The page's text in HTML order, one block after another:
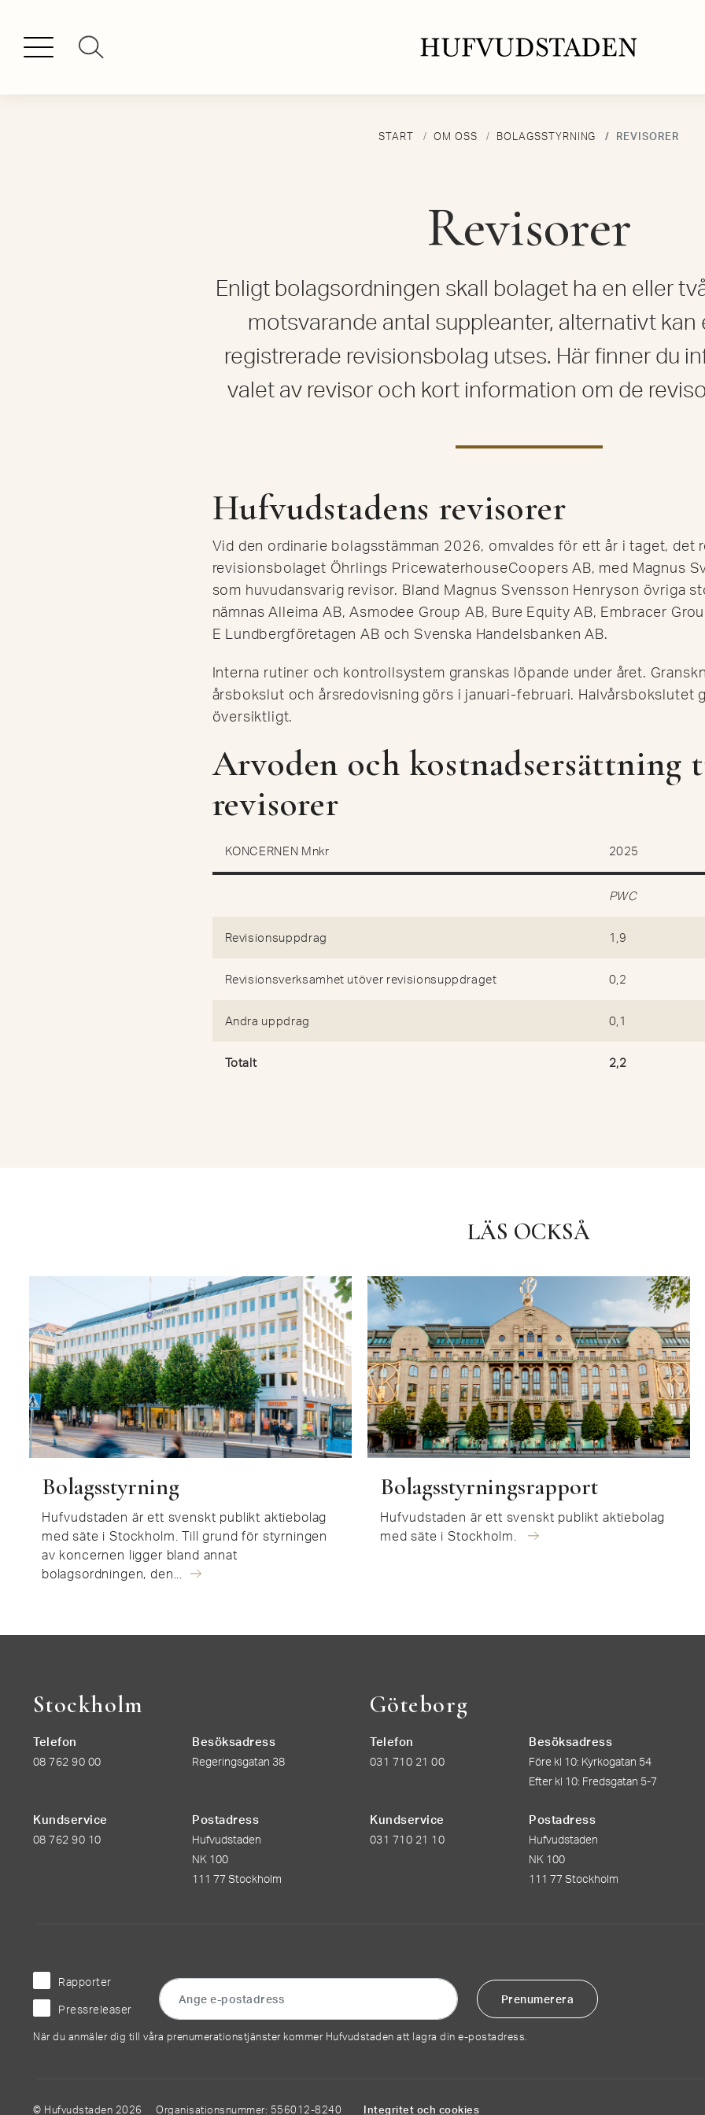
START OM OSS BOLAGSSTYRNING REVISORER
Revisorer
Enligt bolagsordningen skall bolaget ha en eller
motsvarande antal suppleanter, alternativt kan
registrerade revisionsbolag utses. Här finner du
valet av revisor och kort information om de
Hufvudstadens revisorer
Vid den ordinarie bolagsstämman 2026, omvaldes för ett år i taget, det
revisionsbolaget Öhrlings PricewaterhouseCoopers AB, med Magnus
som huvudansvarig revisor. Bland Magnus Svensson Henryson övriga
nämnas Alleima AB, Asmodee Group AB, Bure Equity AB, Embracer
E Lundbergföretagen AB och Svenska Handelsbanken AB.
Interna rutiner och kontrollsystem granskas löpande under året.
årsbokslut och årsredovisning görs i januari-februari. Halvårsbokslutet
översiktligt.
Arvoden och kostnadsersättning
revisorer
KONCERNEN Mnkr 2025
PWC
Revisionsuppdrag 1,9
Revisionsverksamhet utöver revisionsuppdraget 0,2
Andra uppdrag 0,1
Totalt 2,2
LÄS OCKSÅ
Bolagsstyrning
Hufvudstaden är ett svenskt publikt aktiebolag
med säte i Stockholm. Till grund för styrningen
av koncernen ligger bland annat
bolagsordningen, den...
Bolagsstyrningsrapport
Hufvudstaden är ett svenskt publikt aktiebolag
med säte i Stockholm.
Stockholm
Telefon
08 762 90 00
Besöksadress
Regeringsgatan 38
Göteborg
Telefon
031 710 21 00
Besöksadress
Före kl 10: Kyrkogatan 54
Efter kl 10: Fredsgatan 5-7
Kundservice
08 762 90 10
Postadress
Hufvudstaden
NK 100
111 77 Stockholm
Kundservice
031 710 21 10
Postadress
Hufvudstaden
NK 100
111 77 Stockholm
Rapporter
Pressreleaser
När du anmäler dig till våra prenumerationstjänster kommer Hufvudstaden att lagra din e-postadress.
© Hufvudstaden 2026 Organisationsnummer: 556012-8240 Integritet och cookies